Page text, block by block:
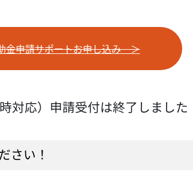
金申請サポートお申し込み ＞
対応）申請受付は終了しました
さい！